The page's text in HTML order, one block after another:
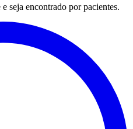
seja encontrado por pacientes.